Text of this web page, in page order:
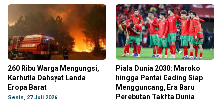
260 Ribu Warga Mengungsi,
Karhutla Dahsyat Landa
Eropa Barat
Senin, 27 Juli 2026
Piala Dunia 2030: Maroko
hingga Pantai Gading Siap
Mengguncang, Era Baru
Perebutan Takhta Dunia